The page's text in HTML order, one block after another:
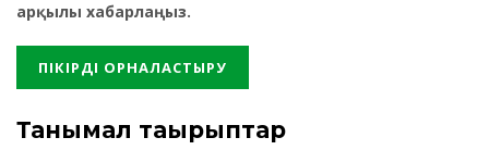
арқылы хабарлаңыз.
Танымал тақырыптар